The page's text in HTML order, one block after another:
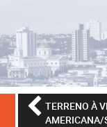
TERRENO À